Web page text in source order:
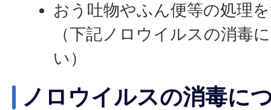
おう吐物やふん便等の処理
（下記ノロウイルスの消毒
い）
ノロウイルスの消毒に